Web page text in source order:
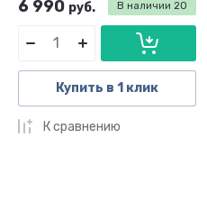
В наличии 20
6 990 руб.
Купить в 1 клик
К сравнению